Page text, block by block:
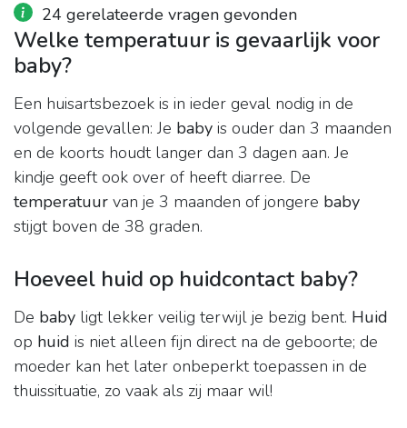
24 gerelateerde vragen gevonden
Welke temperatuur is gevaarlijk voor
baby?
Een huisartsbezoek is in ieder geval nodig in de
volgende gevallen: Je baby is ouder dan 3 maanden
en de koorts houdt langer dan 3 dagen aan. Je
kindje geeft ook over of heeft diarree. De
temperatuur van je 3 maanden of jongere baby
stijgt boven de 38 graden.
Hoeveel huid op huidcontact baby?
De baby ligt lekker veilig terwijl je bezig bent. Huid
op huid is niet alleen fijn direct na de geboorte; de
moeder kan het later onbeperkt toepassen in de
thuissituatie, zo vaak als zij maar wil!